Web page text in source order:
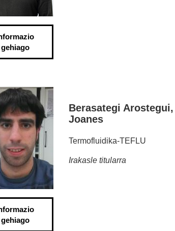
gehiago
gehiago
Berasategi Arostegui,
Joanes
Termofluidika-TEFLU
Irakasle titularra